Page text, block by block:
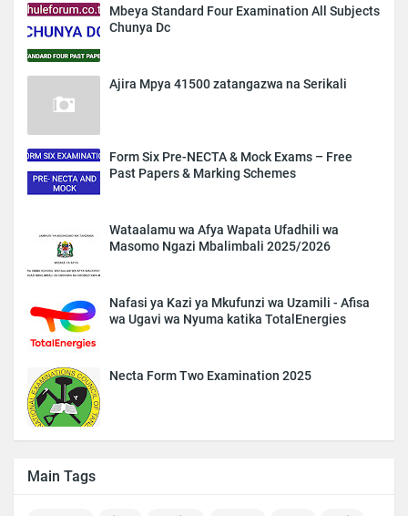
Mbeya Standard Four Examination All Subjects
Chunya Dc
Ajira Mpya 41500 zatangazwa na Serikali
Form Six Pre-NECTA & Mock Exams – Free
Past Papers & Marking Schemes
Wataalamu wa Afya Wapata Ufadhili wa
Masomo Ngazi Mbalimbali 2025/2026
Nafasi ya Kazi ya Mkufunzi wa Uzamili - Afisa
wa Ugavi wa Nyuma katika TotalEnergies
Necta Form Two Examination 2025
Main Tags